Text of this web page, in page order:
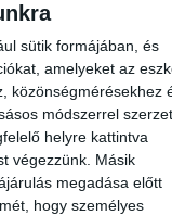
sütik formájában, és
amelyeket az
közönségmérésekhez
módszerrel
helyre kattintva
végezzünk. Másik
megadása előtt
hogy személyes
ELADÓ -
XI. kerület
nem végezhető